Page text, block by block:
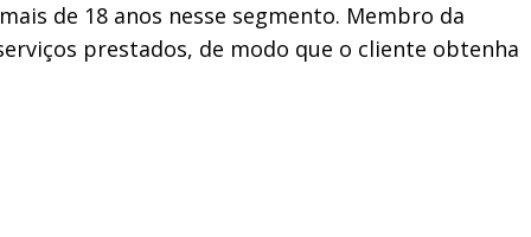
de 18 anos nesse segmento. Membro da
prestados, de modo que o cliente obtenha